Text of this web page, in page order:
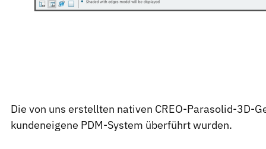
Die von uns erstellten nativen CREO-Parasolid-3D-
kundeneigene PDM-System überführt wurden.